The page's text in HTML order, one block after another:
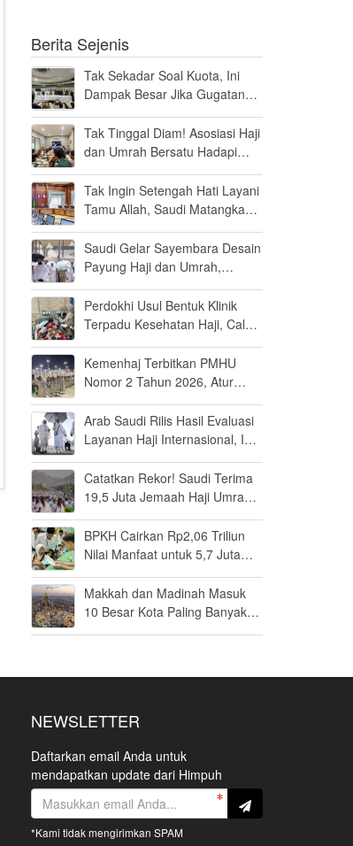
Berita Sejenis
Tak Sekadar Soal Kuota, Ini
Dampak Besar Jika Gugatan
Tak Tinggal Diam! Asosiasi Haji
dan Umrah Bersatu Hadapi
Persen di MK
Tak Ingin Setengah Hati Layani
Tamu Allah, Saudi Matangkan
Saudi Gelar Sayembara Desain
Payung Haji dan Umrah,
Berpartisipasi
Perdokhi Usul Bentuk Klinik
Terpadu Kesehatan Haji, Calon
Fit to Fly
Kemenhaj Terbitkan PMHU
Nomor 2 Tahun 2026, Atur
Umrah
Arab Saudi Rilis Hasil Evaluasi
Layanan Haji Internasional, Ini
Catatkan Rekor! Saudi Terima
19,5 Juta Jemaah Haji Umrah
Tembus 94 Persen
BPKH Cairkan Rp2,06 Triliun
Nilai Manfaat untuk 5,7 Juta
yang Diterima
Makkah dan Madinah Masuk
10 Besar Kota Paling Banyak
NEWSLETTER
Daftarkan email Anda untuk
mendapatkan update dari Himpuh
*Kami tidak mengirimkan SPAM